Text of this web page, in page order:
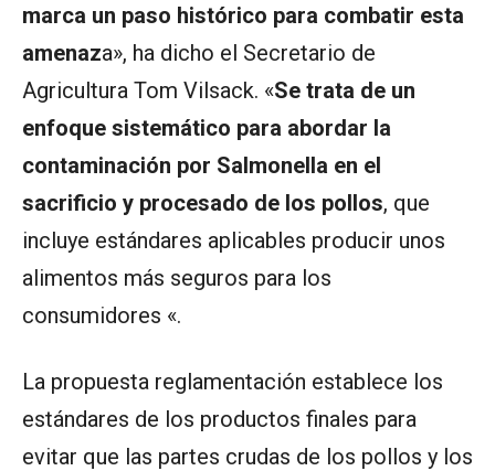
marca un paso histórico para combatir esta
amenaza», ha dicho el Secretario de
Agricultura Tom Vilsack. «Se trata de un
enfoque sistemático para abordar la
contaminación por Salmonella en el
sacrificio y procesado de los pollos, que
incluye estándares aplicables producir unos
alimentos más seguros para los
consumidores «.
La propuesta reglamentación establece los
estándares de los productos finales para
evitar que las partes crudas de los pollos y los